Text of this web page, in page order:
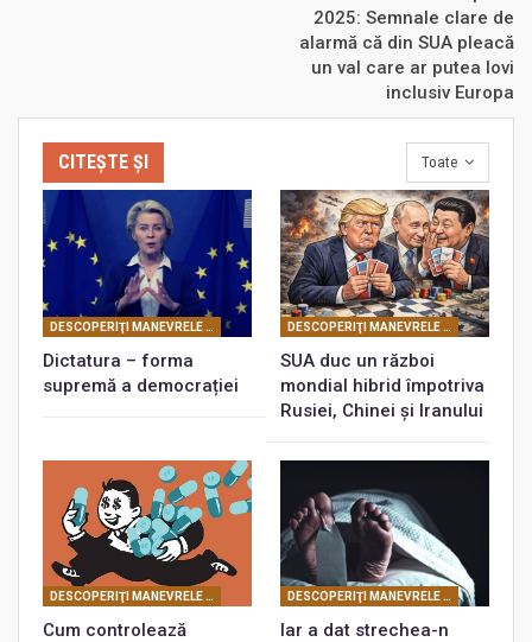
2025: Semnale clare de
alarmă că din SUA pleacă
un val care ar putea lovi
inclusiv Europa
Toate
CITEȘTE ȘI
DESCOPERIŢI MANEVRELE FRANCMASONERIEI
Dictatura – forma
supremă a democrației
DESCOPERIŢI MANEVRELE FRANCMASONERIEI
SUA duc un război
mondial hibrid împotriva
Rusiei, Chinei și Iranului
DESCOPERIŢI MANEVRELE FRANCMASONERIEI
Cum controlează
DESCOPERIŢI MANEVRELE FRANCMASONERIEI
Iar a dat strechea-n